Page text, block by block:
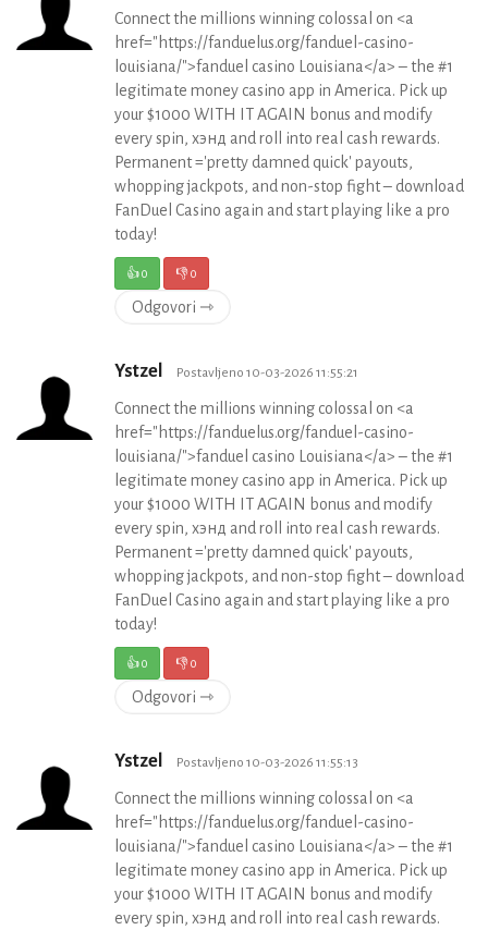
Connect the millions winning colossal on <a
href="https://fanduelus.org/fanduel-casino-
louisiana/">fanduel casino Louisiana</a> – the #1
legitimate money casino app in America. Pick up
your $1000 WITH IT AGAIN bonus and modify
every spin, хэнд and roll into real cash rewards.
Permanent ='pretty damned quick' payouts,
whopping jackpots, and non-stop fight – download
FanDuel Casino again and start playing like a pro
today!
👍0 👎0
Odgovori ⇾
Ystzel Postavljeno 10-03-2026 11:55:21
Connect the millions winning colossal on <a
href="https://fanduelus.org/fanduel-casino-
louisiana/">fanduel casino Louisiana</a> – the #1
legitimate money casino app in America. Pick up
your $1000 WITH IT AGAIN bonus and modify
every spin, хэнд and roll into real cash rewards.
Permanent ='pretty damned quick' payouts,
whopping jackpots, and non-stop fight – download
FanDuel Casino again and start playing like a pro
today!
👍0 👎0
Odgovori ⇾
Ystzel Postavljeno 10-03-2026 11:55:13
Connect the millions winning colossal on <a
href="https://fanduelus.org/fanduel-casino-
louisiana/">fanduel casino Louisiana</a> – the #1
legitimate money casino app in America. Pick up
your $1000 WITH IT AGAIN bonus and modify
every spin, хэнд and roll into real cash rewards.